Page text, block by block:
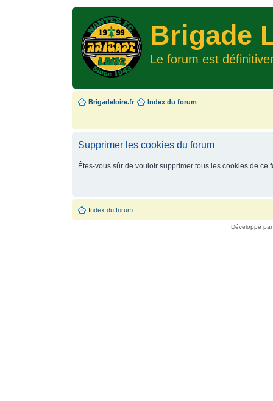
Brigade
Le forum est
Brigadeloire.fr Index du forum
Supprimer les cookies du forum
Êtes-vous sûr de vouloir supprimer tous les cookies de ce
Index du forum
Développé